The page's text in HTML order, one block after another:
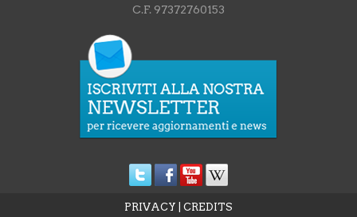
C.F. 97372760153
PRIVACY CREDITS